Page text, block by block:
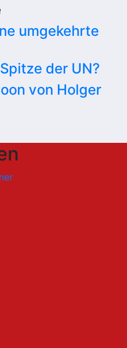
umgekehrte
der UN?
von Holger